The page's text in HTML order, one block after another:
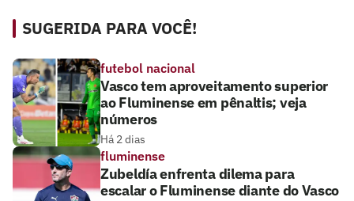
SUGERIDA PARA VOCÊ!
futebol nacional
Vasco tem aproveitamento superior
ao Fluminense em pênaltis; veja
números
Há 2 dias
fluminense
Zubeldía enfrenta dilema para
escalar o Fluminense diante do Vasco